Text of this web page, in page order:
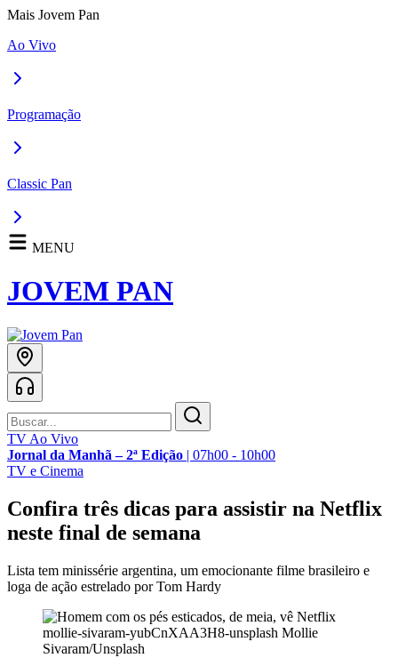
Mais Jovem Pan
Ao Vivo
Programação
Classic Pan
MENU
JOVEM PAN
TV Ao Vivo
Jornal da Manhã – 2ª Edição | 07h00 - 10h00
TV e Cinema
Confira três dicas para assistir na Netflix
neste final de semana
Lista tem minissérie argentina, um emocionante filme brasileiro e
loga de ação estrelado por Tom Hardy
mollie-sivaram-yubCnXAA3H8-unsplash Mollie
Sivaram/Unsplash